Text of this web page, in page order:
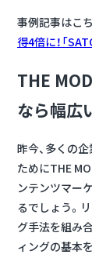
事例記事はこ
得4倍に！「
THE
なら幅広
昨今、多くの
ためにTHE
ンテンツマー
るでしょう。
グ手法を組み
ィングの基本